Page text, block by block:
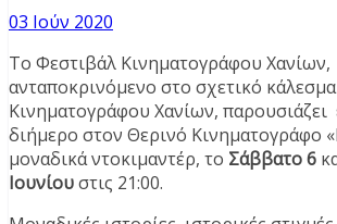
03 Ιούν 2020
Το Φεστιβάλ Κινηματογράφου Χανίων,
ανταποκρινόμενο στο σχετικό
Κινηματογράφου Χανίων, παρουσιάζει
διήμερο στον Θερινό Κινηματογράφο
μοναδικά ντοκιμαντέρ, το Σάββατο 6
Ιουνίουστις 21:00.